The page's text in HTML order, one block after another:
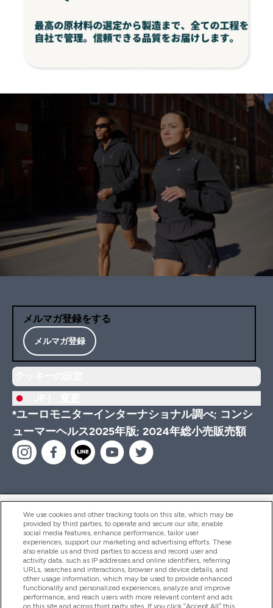
メルマガ登録をする
メルマガ登録
*ユーロモニターインターナショナル調べ; コンシ
ューマーヘルス2025年版; 2024年総小売販売額
ヘルプ＆ガイド
商品について
会社概要
We use cookies and other tracking tools on this site, which may be
provided by third parties, to operate and secure our site, enable
social media features, enhance performance, tailor user
experiences, support our marketing and advertising efforts. These
also enable us and third parties to access and record user and
activity data, such as IP addresses and online identifiers, referring
URLs, searches and interactions, browser and device details, and
other usage information, which may be used to provide enhanced
functionality and personalized experiences, analyze and improve
performance, and reach users with more relevant content and ads
on this site and across third party sites. If you click “Accept All” this